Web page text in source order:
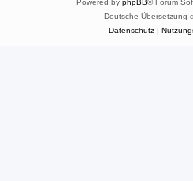
Powered by phpBB® Forum
Deutsche Übersetzung
Datenschutz|